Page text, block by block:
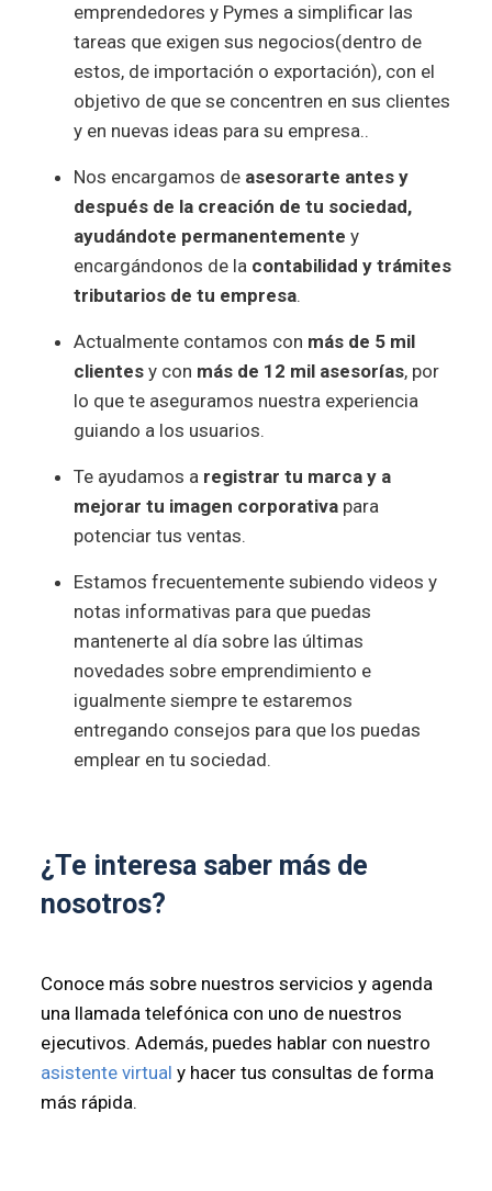
emprendedores y Pymes a simplificar las
tareas que exigen sus negocios(dentro de
estos, de importación o exportación), con el
objetivo de que se concentren en sus clientes
y en nuevas ideas para su empresa..
Nos encargamos de asesorarte antes y
después de la creación de tu sociedad,
ayudándote permanentemente y
encargándonos de la contabilidad y trámites
tributarios de tu empresa.
Actualmente contamos con más de 5 mil
clientesy con más de 12 mil asesorías, por
lo que te aseguramos nuestra experiencia
guiando a los usuarios.
Te ayudamos aregistrar tu marca y a
mejorar tu imagen corporativa para
potenciar tus ventas.
Estamos frecuentemente subiendo videos y
notas informativas para que puedas
mantenerte al día sobre las últimas
novedades sobre emprendimiento e
igualmente siempre te estaremos
entregando consejos para que los puedas
emplear en tu sociedad.
¿Te interesa saber más de
nosotros?
Conoce más sobre nuestros servicios y agenda
una llamada telefónica con uno de nuestros
ejecutivos. Además, puedes hablar con nuestro
asistente virtual y hacer tus consultas de forma
más rápida.